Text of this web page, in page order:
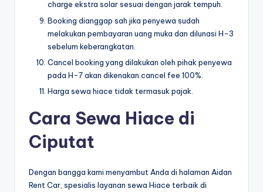
charge ekstra solar sesuai dengan jarak tempuh.
Booking dianggap sah jika penyewa sudah
melakukan pembayaran uang muka dan dilunasi H-3
sebelum keberangkatan.
Cancel booking yang dilakukan oleh pihak penyewa
pada H-7 akan dikenakan cancel fee 100%.
Harga sewa hiace tidak termasuk pajak.
Cara Sewa Hiace di
Ciputat
Dengan bangga kami menyambut Anda di halaman Aidan
Rent Car, spesialis layanan sewa Hiace terbaik di